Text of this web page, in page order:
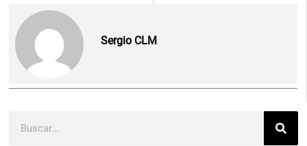
Sergio CLM